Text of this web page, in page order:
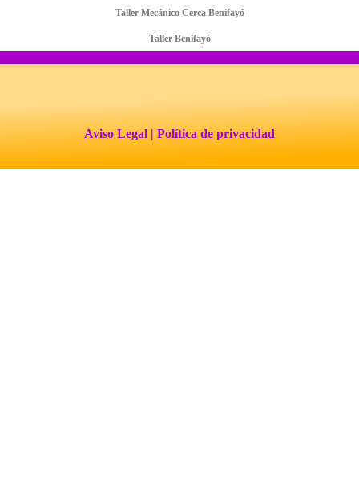
Taller Mecánico Cerca Benifayó
Taller Benifayó
Aviso Legal | Política de privacidad